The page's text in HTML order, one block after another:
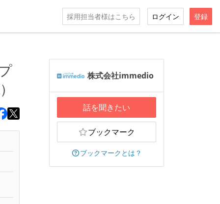
採用担当者様はこちら ログイン 登録
株式会社immedio
話を聞きたい
ブックマーク
ブックマークとは？